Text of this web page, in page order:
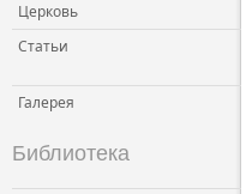
Церковь
Статьи
Галерея
Библиотека